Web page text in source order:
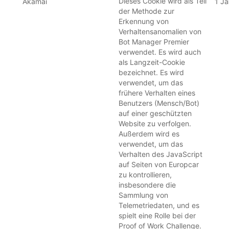
der Methode zur
Erkennung von
Verhaltensanomalien von
Bot Manager Premier
verwendet. Es wird auch
als Langzeit-Cookie
bezeichnet. Es wird
verwendet, um das
frühere Verhalten eines
Benutzers (Mensch/Bot)
auf einer geschützten
Website zu verfolgen.
Außerdem wird es
verwendet, um das
Verhalten des JavaScript
auf Seiten von Europcar
zu kontrollieren,
insbesondere die
Sammlung von
Telemetriedaten, und es
spielt eine Rolle bei der
Proof of Work Challenge.